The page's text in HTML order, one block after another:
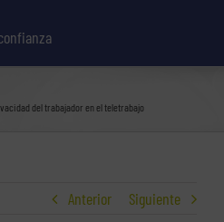
del trabajador en el teletrabajo
Anterior Siguiente